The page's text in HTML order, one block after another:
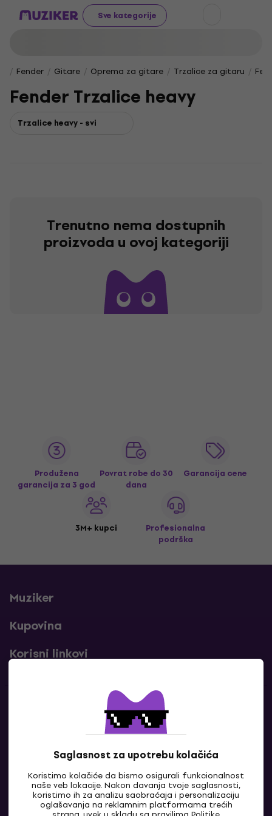
Sve kategorije
Saglasnost za upotrebu kolačića
Koristimo kolačiće da bismo osigurali funkcionalnost
naše veb lokacije. Nakon davanja tvoje saglasnosti,
koristimo ih za analizu saobraćaja i personalizaciju
oglašavanja na reklamnim platformama trećih
Fender Gitare Oprema za gitare Trzalice za gitaru
Fender Trzalice heavy
Trzalice heavy - svi
Trenutno nema dostupnih
proizvoda u ovoj kategoriji
Produžena
garancija za 3 god
Povrat robe do 30
dana
Garancija cene
3M+ kupci
Profesionalna
podrška
Muziker
Kupovina
Korisni linkovi
Kontakti
Kontaktiraj nas